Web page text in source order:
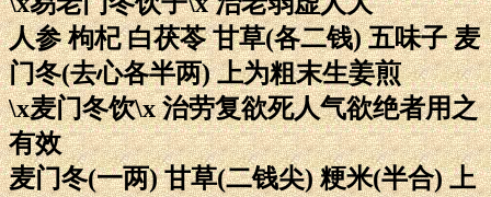
人参 枸杞 白茯苓 甘草(各二钱) 五味子 麦
门冬(去心各半两) 上为粗末生姜煎
\x麦门冬饮\x 治劳复欲死人气欲绝者用之
有效
麦门冬(一两) 甘草(二钱尖) 粳米(半合) 上